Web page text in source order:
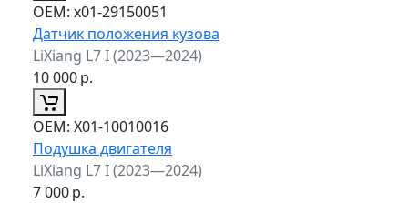
ОЕМ: x01-29150051
Датчик положения кузова
LiXiang L7 I (2023—2024)
10 000р.
ОЕМ: X01-10010016
Подушка двигателя
LiXiang L7 I (2023—2024)
7 000р.